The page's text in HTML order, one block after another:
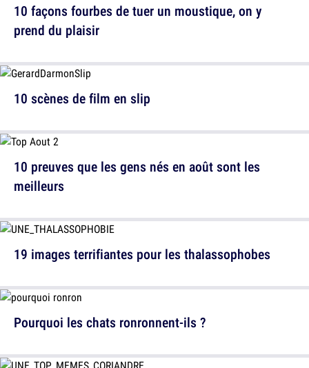
10 façons fourbes de tuer un moustique, on y
prend du plaisir
10 preuves que les gens nés en août sont les
meilleurs
Pourquoi les chats ronronnent-ils ?
10 scènes de film en slip
19 images terrifiantes pour les thalassophobes